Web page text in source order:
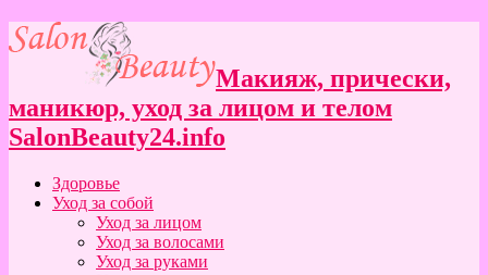
Макияж, прически,
маникюр, уход за лицом и телом
SalonBeauty24.info
Здоровье
Уход за собой
Уход за лицом
Уход за волосами
Уход за руками